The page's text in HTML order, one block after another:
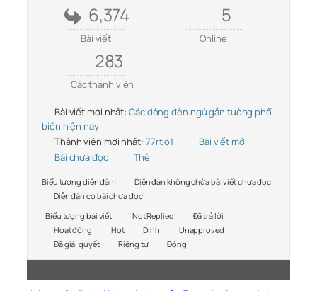
6,374
Bài viết
5
Online
283
Các thành viên
Bài viết mới nhất: Các dòng đèn ngủ gắn tường phổ
biến hiện nay
Thành viên mới nhất: 77rtio1
Bài viết mới
Bài chưa đọc
Thẻ
Biểu tượng diễn đàn:
Diễn đàn không chứa bài viết chưa đọc
Diễn đàn có bài chưa đọc
Biểu tượng bài viết:
Not Replied
Đã trả lời
Hoạt động
Hot Dính
Unapproved
Đã giải quyết
Riêng tư Đóng